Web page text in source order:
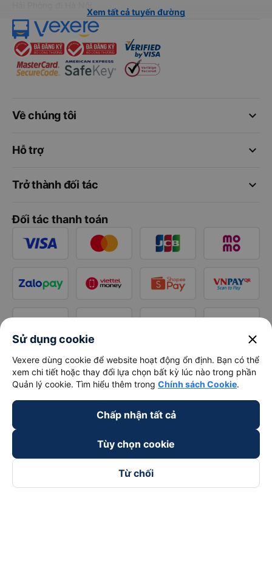
Xem tất cả tuyến đường
keyboard_arrow_down
Về chúng tôi
keyboard_arrow_down
Hỗ trợ
keyboard_arrow_down
Trở thành đối tác
Đối tác thanh toán
Sử dụng cookie close
Vexere dùng cookie để website hoạt động ổn định. Bạn có thể
xem chi tiết hoặc thay đổi lựa chọn bất kỳ lúc nào trong phần
Quản lý cookie. Tìm hiểu thêm trong Chính sách Cookie.
Chấp nhận tất cả
Tùy chọn cookie
Từ chối